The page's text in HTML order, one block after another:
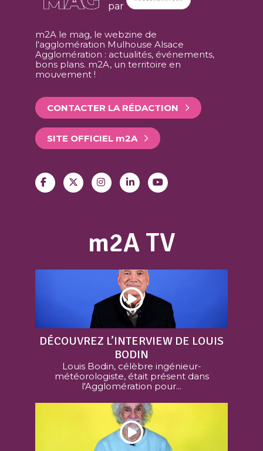
par
m2A le mag, le webzine de
l'agglomération Mulhouse Alsace
Agglomération : actualités, événements,
bons plans. m2A, un territoire en
mouvement !
CONTACTER LA RÉDACTION
SITE OFFICIEL m2A
m2A TV
DÉCOUVREZ L’INTERVIEW DE LOUIS
BODIN
Louis Bodin, célèbre ingénieur-
météorologiste, était présent dans
l'Agglomération pour...